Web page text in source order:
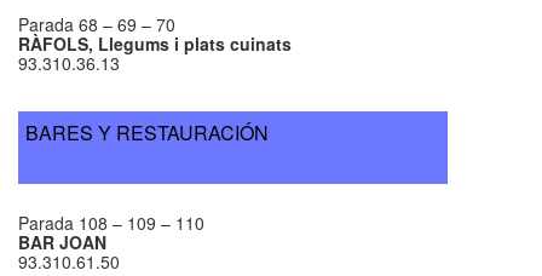
Parada 68 – 69 – 70
RÀFOLS, Llegums i plats cuinats
93.310.36.13
BARES Y RESTAURACIÓN
Parada 108 – 109 – 110
BAR JOAN
93.310.61.50